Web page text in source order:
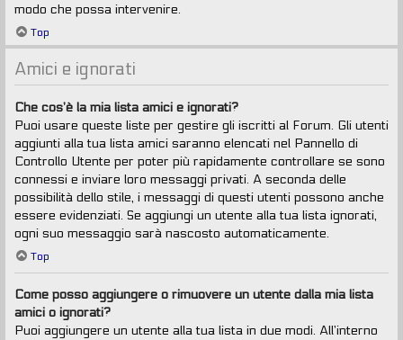
modo che possa intervenire.
Top
Amici e ignorati
Che cos’è la mia lista amici e ignorati?
Puoi usare queste liste per gestire gli iscritti al Forum. Gli utenti
aggiunti alla tua lista amici saranno elencati nel Pannello di
Controllo Utente per poter più rapidamente controllare se sono
connessi e inviare loro messaggi privati. A seconda delle
possibilità dello stile, i messaggi di questi utenti possono anche
essere evidenziati. Se aggiungi un utente alla tua lista ignorati,
ogni suo messaggio sarà nascosto automaticamente.
Top
Come posso aggiungere o rimuovere un utente dalla mia lista
amici o ignorati?
Puoi aggiungere un utente alla tua lista in due modi. All’interno